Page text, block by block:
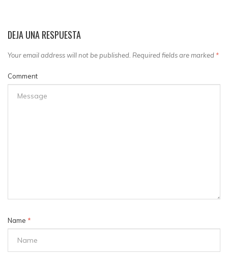
DEJA UNA RESPUESTA
Your email address will not be published. Required fields are marked *
Comment
Name *